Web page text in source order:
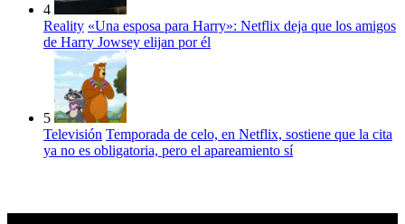
4
Reality «Una esposa para Harry»: Netflix deja que los amigos
de Harry Jowsey elijan por él
5
Televisión Temporada de celo, en Netflix, sostiene que la cita
ya no es obligatoria, pero el apareamiento sí